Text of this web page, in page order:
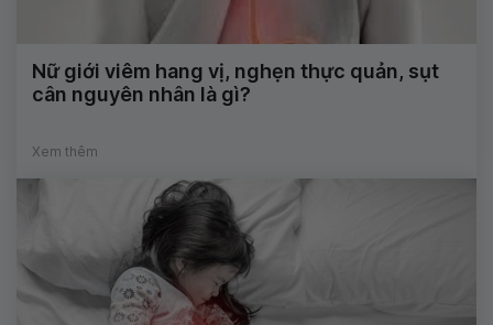
Nữ giới viêm hang vị, nghẹn thực quản, sụt
cân nguyên nhân là gì?
Xem thêm